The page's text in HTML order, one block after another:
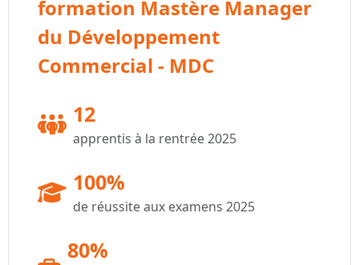
formation Mastère Manager
du Développement
Commercial - MDC
12
apprentis à la rentrée 2025
100%
de réussite aux examens 2025
80%